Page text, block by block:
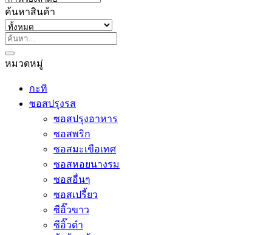
ค้นหาสินค้า
ค้นหา:
หมวดหมู่
กะทิ
ซอสปรุงรส
ซอสปรุงอาหาร
ซอสพริก
ซอสมะเขือเทศ
ซอสหอยนางรม
ซอสอื่นๆ
ซอสเปรี้ยว
ซีอิ๊วขาว
ซีอิ๊วดำ